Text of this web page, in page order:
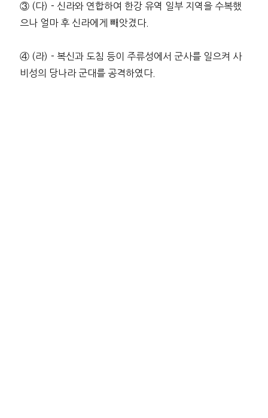
③ (다)－신라와 연합하여 한강 유역 일부 지역을 수복했
으나 얼마 후 신라에게 빼앗겼다.
④ (라)－복신과 도침 등이 주류성에서 군사를 일으켜 사
비성의 당나라 군대를 공격하였다.